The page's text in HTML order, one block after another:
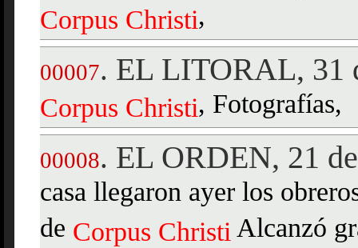
Corpus Christi,
00007. EL LITORAL, 31
Corpus Christi, Fotografías,
00008. EL ORDEN, 21
casa llegaron ayer los
de Corpus Christi Alcanzó